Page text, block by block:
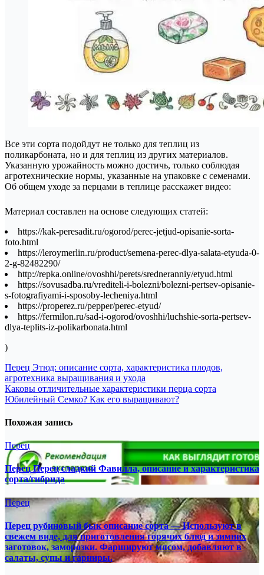
Все эти сорта подойдут не только для теплиц из
поликарбоната, но и для теплиц из других материалов.
Указанную урожайность можно достичь, только соблюдая
агротехнические нормы, указанные на упаковке с семенами.
Об общем уходе за перцами в теплице расскажет видео:
Материал составлен на основе следующих статей:
https://kak-peresadit.ru/ogorod/perec-jetjud-opisanie-sorta-
foto.html
https://leroymerlin.ru/product/semena-perec-dlya-salata-etyuda-0-
2-g-82482290/
http://repka.online/ovoshhi/perets/sredneranniy/etyud.html
https://sovusadba.ru/vrediteli-i-bolezni/bolezni-pertsev-opisanie-
s-fotografiyami-i-sposoby-lecheniya.html
https://properez.ru/pepper/perec-etyud/
https://fermilon.ru/sad-i-ogorod/ovoshhi/luchshie-sorta-pertsev-
dlya-teplits-iz-polikarbonata.html
)
Навигация
по
записям
Перец Этюд: описание сорта, характеристика плодов,
агротехника выращивания и ухода
Каковы отличительные характеристики перца сорта
Юбилейный Семко? Как его выращивают?
Похожая запись
Перец
Перец Перец сладкий Фавилла, описание и характеристика
сорта/гибрида
Перец
Перец рубиновый бык описание сорта — Используют в
свежем виде, для приготовления горячих блюд и зимних
заготовок, заморозки. Фаршируют мясом, добавляют в
салаты, супы и гарниры.